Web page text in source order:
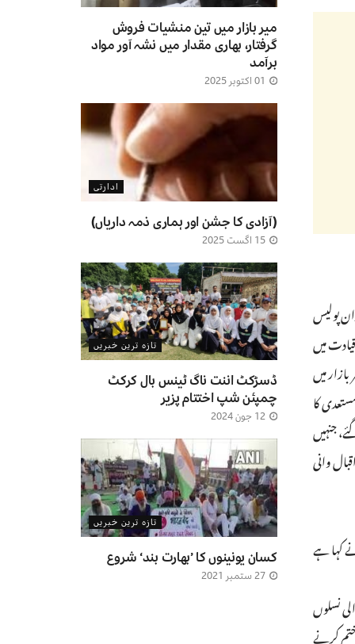
پولیس
میں
میں
کا
پتے برآمد کیے گئے، جنہیں
وانی
نے کہا ہے
نسلوں
کرنے
میر بازار میں تین منشیات فروش
گرفتار، بھاری مقدار میں نشہ آور مواد
برآمد
ادارتی
(آزادی کا جشن اور ہماری ذمہ داریاں)
15 اگست 2025
تازہ ترین خبریں
ڈسڑکٹ اننت ناگ ٹینس بال کرکٹ
چمپئن شپ اختتام پزیر
12 جون 2024
تازہ ترین خبریں
کسان یونینوں کا ’بھارت بند‘ شروع
27 ستمبر 2021